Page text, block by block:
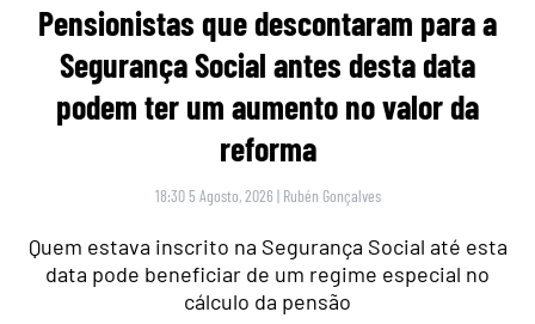
Pensionistas que descontaram para a
Segurança Social antes desta data
podem ter um aumento no valor da
reforma
18:30 5 Agosto, 2026 | Rubén Gonçalves
Quem estava inscrito na Segurança Social até esta
data pode beneficiar de um regime especial no
cálculo da pensão